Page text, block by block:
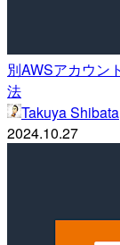
別AWSアカウン
法
Takuya Shibata
2024.10.27